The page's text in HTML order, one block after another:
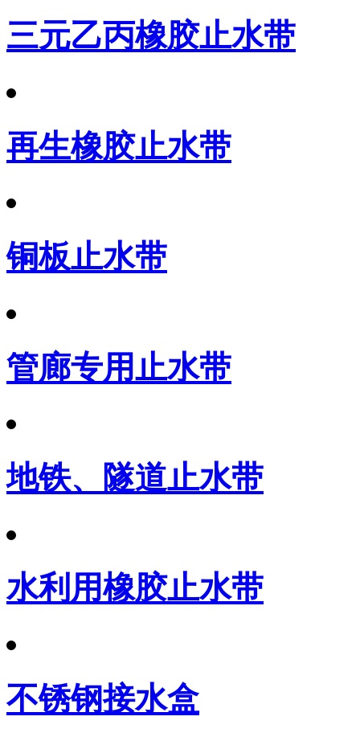
三元乙丙橡胶止水带
再生橡胶止水带
铜板止水带
管廊专用止水带
地铁、隧道止水带
水利用橡胶止水带
不锈钢接水盒